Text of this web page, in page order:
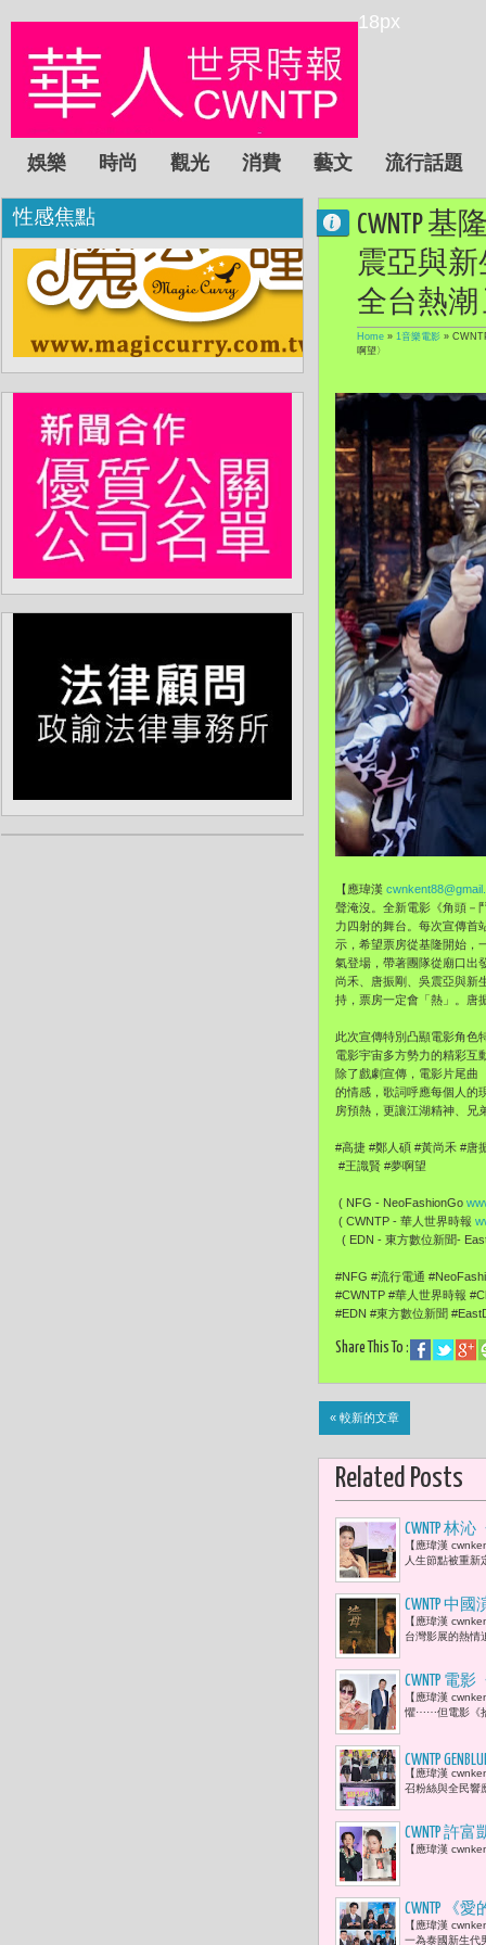
18px
娛樂 時尚 觀光 消費 藝文 流行話題
CWNTP
震亞與
全台熱潮
Home » 1音樂電影 »
啊望〉
【應瑋漢
聲淹沒。全新電影《角頭－
力四射的舞台。每次宣傳首
示，希望票房從基隆開始，
氣登場，帶著團隊從廟口出
尚禾、唐振剛、吳震亞與新
持，票房一定會「熱」。唐
此次宣傳特別凸顯電影角色
電影宇宙多方勢力的精彩互
除了戲劇宣傳，電影片尾曲
的情感，歌詞呼應每個人的
房預熱，更讓江湖精神、兄
#高捷 #鄭人碩 #黃尚禾 #唐
#王識賢 #夢啊望
( NFG - NeoFashionGo
( CWNTP - 華人世界時報
( EDN - 東方數位新聞-
#NFG #流行電通
#CWNTP #華人世界時報
#EDN #東方數位新聞
Share This To :
« 較新的文章
Related Posts
CWNTP 林
【應瑋漢
人生節點被重
CWNTP 中
戈 -- 步步
【應瑋漢
台灣影展的熱情
CWNTP 電
命裡失去
【應瑋漢
懼⋯⋯但電影《
CWNTP
弱勢兒童
【應瑋漢
召粉絲與全民響
CWNTP 許
金曲歌王
【應瑋漢
CWNTP 《
粼、
【應瑋漢
一為泰國新生代
性感焦點